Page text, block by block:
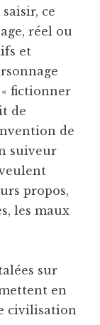
ce
réel ou
et
fictionner
de
de
suiveur
propos,
les maux
sur
en
civilisation